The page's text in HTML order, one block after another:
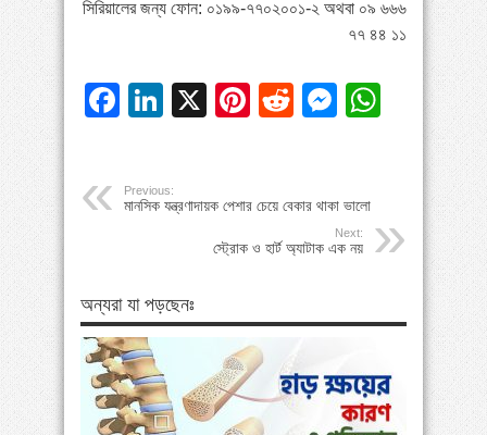
সিরিয়ালের জন্য ফোন: ০১৯৯-৭৭০২০০১-২ অথবা ০৯ ৬৬৬
৭৭ ৪৪ ১১
Facebook
LinkedIn
X Pinterest
Reddit
Previous:
মানসিক যন্ত্রণাদায়ক পেশার চেয়ে বেকার থাকা ভালো
Next:
স্ট্রোক ও হার্ট অ্যাটাক এক নয়
অন্যরা যা পড়ছেনঃ